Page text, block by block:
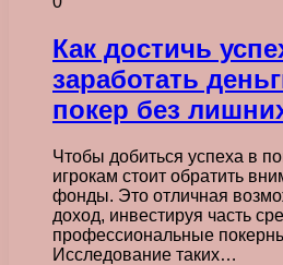
Как достичь
заработать
покер без
Чтобы добиться успеха в
игрокам стоит обратить
фонды. Это отличная
доход, инвестируя часть
профессиональные
Исследование таких…